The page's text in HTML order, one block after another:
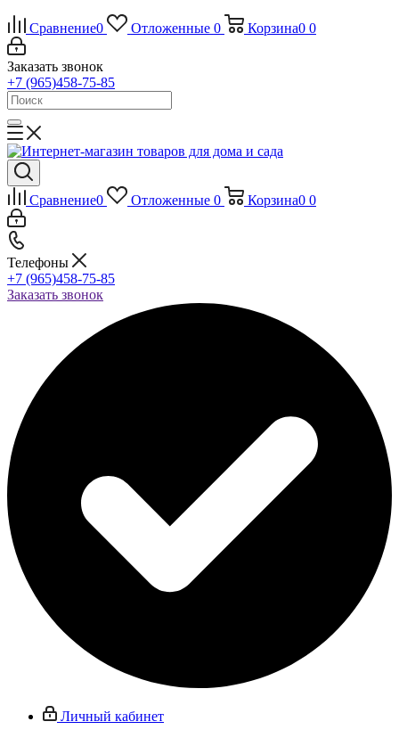
Сравнение0 Отложенные 0 Корзина0 0
Заказать звонок
+7 (965)458-75-85
Сравнение0 Отложенные 0 Корзина0 0
Телефоны
+7 (965)458-75-85
Заказать звонок
Личный кабинет